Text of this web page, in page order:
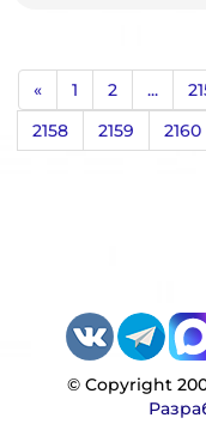
« 1 2 ...
2158
2159 2160
© Copyright